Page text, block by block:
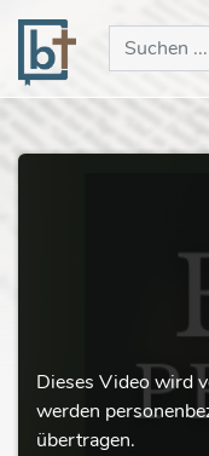
Dieses Video wird
werden
übertragen.